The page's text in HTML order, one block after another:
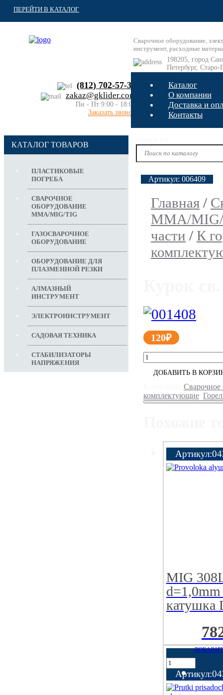
ПЕРЕЙТИ В КАТАЛОГ
Сварочное оборудование,
инструмент, расходные
198205, город
Петербург,
(812) 702-57-30
zakaz@gklider.com
Пн - Пт 9:00 - 18:00
Заказать звонок
Каталог
О компании
Доставка и
Контакты
Главная /
MMA/
части / К
120₽
ДОБАВИТЬ В
Артикул: 006409
комплектующие
MIG
d=1,0mm
катушка
КАТАЛОГ ТОВАРОВ
ПЛАСТИКОВЫЕ
ПОГРЕБА
СВАРОЧНОЕ
ОБОРУДОВАНИЕ
MMA/MIG/TIG
ГАЗОСВАРОЧНОЕ
ОБОРУДОВАНИЕ
ОБОРУДОВАНИЕ ДЛЯ
ПЛАЗМЕННОЙ РЕЗКИ
АЛМАЗНЫЙ
ИНСТРУМЕНТ
ЭЛЕКТРОИНСТРУМЕНТ
САДОВАЯ ТЕХНИКА
СТАБИЛИЗАТОРЫ
НАПРЯЖЕНИЯ